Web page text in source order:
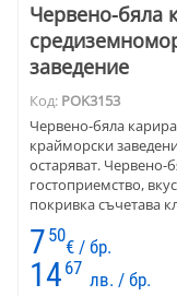
Червено-бяла
заведение
Код: POK3153
Червено-бяла
крайморски
остаряват. Червено-
гостоприемство,
покривка съчетава
материя, която се
създадена както за
7 50
€ / бр.
14 67
лв. / бр.